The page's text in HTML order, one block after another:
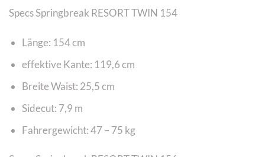
Specs Springbreak RESORT TWIN 154
Länge: 154 cm
effektive Kante: 119,6 cm
Breite Waist: 25,5 cm
Sidecut: 7,9 m
Fahrergewicht: 47 – 75 kg